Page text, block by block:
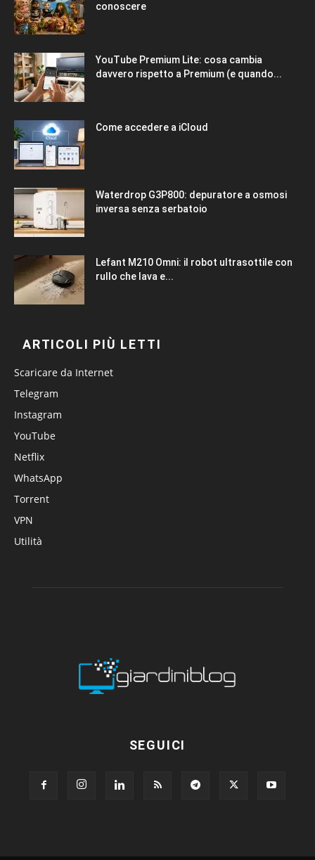
conoscere
YouTube Premium Lite: cosa cambia
davvero rispetto a Premium (e quando...
Come accedere a iCloud
Waterdrop G3P800: depuratore a osmosi
inversa senza serbatoio
Lefant M210 Omni: il robot ultrasottile con
rullo che lava e...
ARTICOLI PIÙ LETTI
Scaricare da Internet
Telegram
Instagram
YouTube
Netflix
WhatsApp
Torrent
VPN
Utilità
SEGUICI